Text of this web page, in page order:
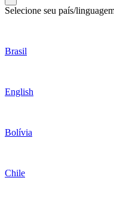
Selecione seu país/
Brasil
English
Bolívia
Chile